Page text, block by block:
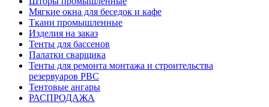
Мягкие окна для беседок и кафе
Ткани промышленные
Изделия на заказ
Тенты для бассенов
Палатки сварщика
Тенты для ремонта монтажа и строительства
резервуаров РВС
Тентовые ангары
РАСПРОДАЖА